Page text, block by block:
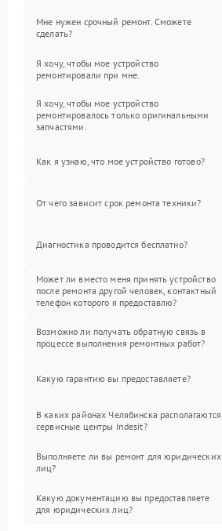
Мне нужен срочный ремонт. Сможете
сделать?
Я хочу, чтобы мое устройство
ремонтировали при мне.
Я хочу, чтобы мое устройство
ремонтировалось только оригинальными
запчастями.
Как я узнаю, что мое устройство готово?
От чего зависит срок ремонта техники?
Диагностика проводится бесплатно?
Может ли вместо меня принять устройство
после ремонта другой человек, контактный
телефон которого я предоставлю?
Возможно ли получать обратную связь в
процессе выполнения ремонтных работ?
Какую гарантию вы предоставляете?
В каких районах Челябинска располагаются
сервисные центры Indesit?
Выполняете ли вы ремонт для юридических
лиц?
Какую документацию вы предоставляете
для юридических лиц?